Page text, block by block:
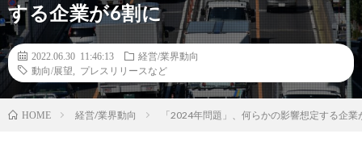
する企業が6割に
2022.06.30 11:46:13
経営/業界動向
動向/展望
プレスリリースなど
HOME 経営/業界動向 「2024年問題」、何らかの影響想定する企業